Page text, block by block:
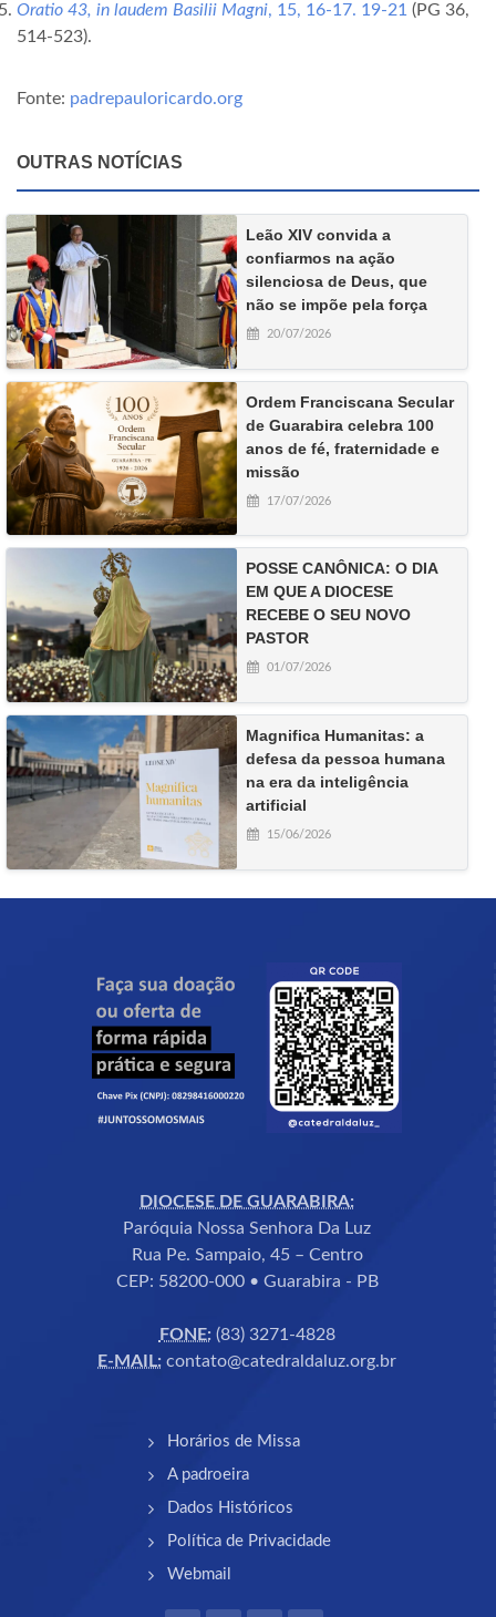
Oratio 43, in laudem Basilii Magni, 15, 16-17. 19-21 (PG 36,
514-523).
Fonte: padrepauloricardo.org
OUTRAS NOTÍCIAS
Leão XIV convida a
confiarmos na ação
silenciosa de Deus, que
não se impõe pela força
20/07/2026
Ordem Franciscana Secular
de Guarabira celebra 100
anos de fé, fraternidade e
missão
17/07/2026
POSSE CANÔNICA: O DIA
EM QUE A DIOCESE
RECEBE O SEU NOVO
PASTOR
01/07/2026
Magnifica Humanitas: a
defesa da pessoa humana
na era da inteligência
artificial
15/06/2026
DIOCESE DE GUARABIRA:
Paróquia Nossa Senhora Da Luz
Rua Pe. Sampaio, 45 – Centro
CEP: 58200-000 • Guarabira - PB
FONE:(83) 3271-4828
E-MAIL: contato@catedraldaluz.org.br
Horários de Missa
A padroeira
Dados Históricos
Política de Privacidade
Webmail